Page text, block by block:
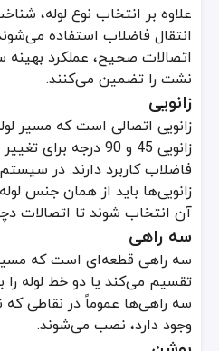
علاوه بر انتخاب نوع لوله،
انتقال فاضلاب استفاده
اتصالات صحیح، عملکرد
نشت را تضمین می‌کنند.
زانویی
زانویی اتصالی است که مسیر
زانویی 45 و 90 درجه
فاضلاب کاربرد دارند. در
زانویی‌ها باید از همان جنس
آن انتخاب شوند تا اتصالات
سه راهی
سه راهی قطعه‌ای است که
تقسیم می‌کند یا دو خط لوله را
سه راهی‌ها عموماً در نقاطی که
وجود دارد، نصب می‌شوند.